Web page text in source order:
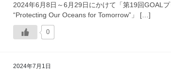
2024年6月8日～6月29日にかけて「第19回GOAL
“Protecting Our Oceans for Tomorrow”」 […]
0
2024年7月1日